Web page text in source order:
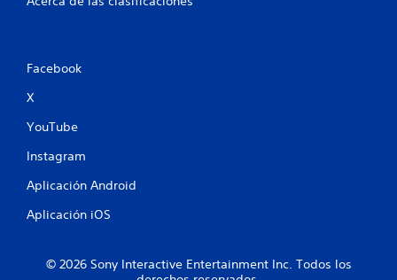
Facebook
X
YouTube
Instagram
Aplicación Android
Aplicación iOS
© 2026 Sony Interactive Entertainment Inc. Todos los